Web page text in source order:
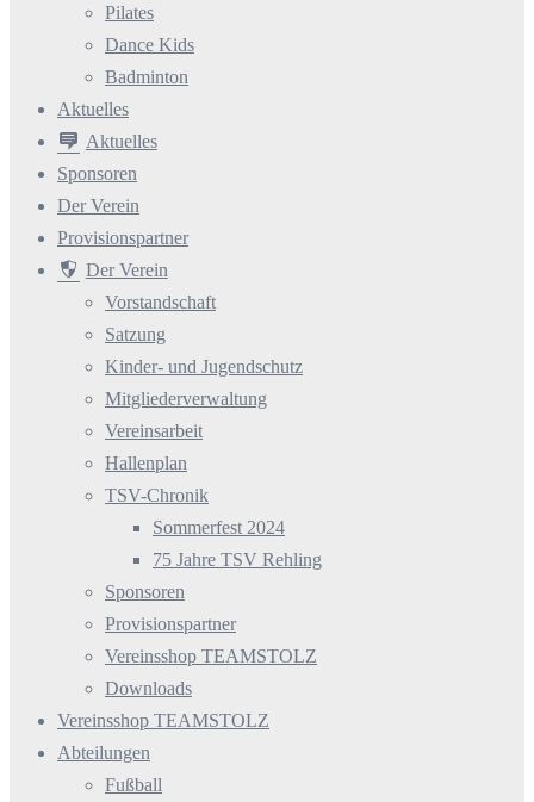
Pilates
Dance Kids
Badminton
Aktuelles
Aktuelles
Sponsoren
Der Verein
Provisionspartner
Der Verein
Vorstandschaft
Satzung
Kinder- und Jugendschutz
Mitgliederverwaltung
Vereinsarbeit
Hallenplan
TSV-Chronik
Sommerfest 2024
75 Jahre TSV Rehling
Sponsoren
Provisionspartner
Vereinsshop TEAMSTOLZ
Downloads
Vereinsshop TEAMSTOLZ
Abteilungen
Fußball